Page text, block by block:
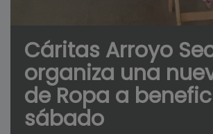
Cáritas Arroyo
organiza una
de Ropa a
sábado